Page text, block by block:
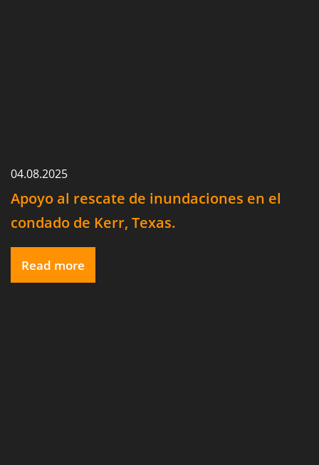
04.08.2025
Apoyo al rescate de inundaciones en el
condado de Kerr, Texas.
Read more